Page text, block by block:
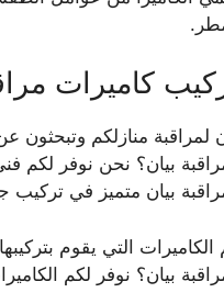
كاميرات
منازلكم وتبحثون
بيان؟ نحن نوفر لكم
بيان متميز في تركيب
التي يقوم
بيان؟ نوفر لكم